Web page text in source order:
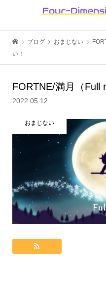
ブログ おまじない
い！
FORTNE/満月（Full
2022.05.12
おまじない